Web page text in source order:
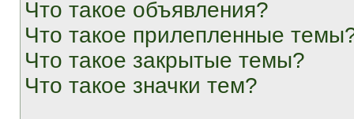
Что такое объявления?
Что такое прилепленные
Что такое закрытые темы?
Что такое значки тем?